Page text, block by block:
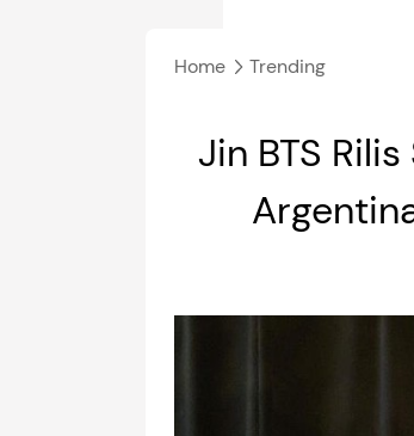
Home
Trending
Jin BTS